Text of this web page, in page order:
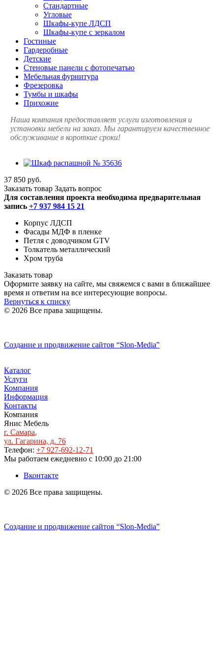
Стандартные
Угловые
Шкафы-купе ЛДСП
Шкафы-купе с зеркалом
Гостиные
Гардеробные
Детские
Стеновые панели с фотопечатью
Мебельная фурнитура
Фрезеровка
Тумбы и шкафы
Прихожие
Наша компания предоставляет услуги изготовления и
установки мебели на заказ. Мы гарантируем качественное
обслуживание в короткие сроки!
37 850 руб.
Заказать товар Задать вопрос
Для составления проекта необходима предварительная
запись +7 937 984 15 21
Корпус ЛДСП
Фасады МДФ в пленке
Петля с доводчиком GTV
Толкатель металлический
Хром труба
Заказать товар
Оформите заявку на сайте, мы свяжемся с вами в ближайшее
время и ответим на все интересующие вопросы.
Вернуться к списку
© 2026 Все права защищены.
Создание и продвижение сайтов “Slon-Media”
Каталог
Услуги
Компания
Информация
Контакты
Компания
Янис Мебель
г. Самара,
ул. Гагарина, д. 76
Телефон: +7 927-692-12-71
Мы работаем ежедневно с 10:00 до 21:00
Вконтакте
© 2026 Все права защищены.
Создание и продвижение сайтов “Slon-Media”